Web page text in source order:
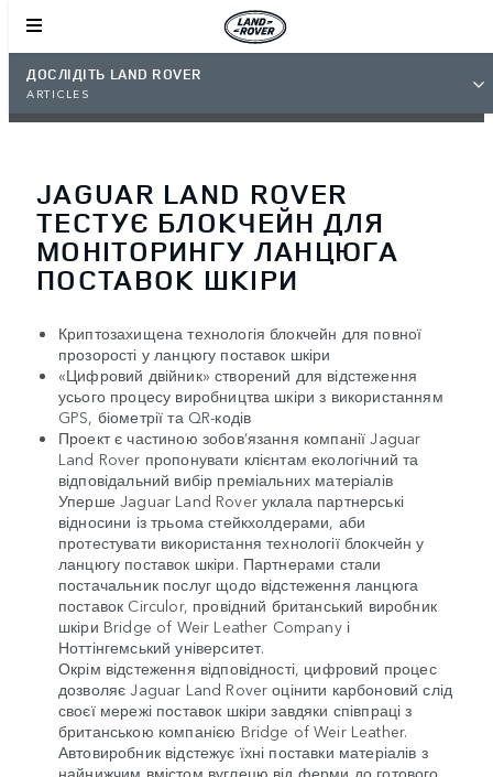
ДОСЛІДІТЬ LAND ROVER
ARTICLES
JAGUAR LAND ROVER
ТЕСТУЄ БЛОКЧЕЙН ДЛЯ
МОНІТОРИНГУ ЛАНЦЮГА
ПОСТАВОК ШКІРИ
Криптозахищена технологія блокчейн для повної
прозорості у ланцюгу поставок шкіри
«Цифровий двійник» створений для відстеження
усього процесу виробництва шкіри з використанням
GPS, біометрії та QR-кодів
Проект є частиною зобов’язання компанії Jaguar
Land Rover пропонувати клієнтам екологічний та
відповідальний вибір преміальних матеріалів
Уперше Jaguar Land Rover уклала партнерські
відносини із трьома стейкхолдерами, аби
протестувати використання технології блокчейн у
ланцюгу поставок шкіри. Партнерами стали
постачальник послуг щодо відстеження ланцюга
поставок Circulor, провідний британський виробник
шкіри Bridge of Weir Leather Company і
Ноттінгемський університет.
Окрім відстеження відповідності, цифровий процес
дозволяє Jaguar Land Rover оцінити карбоновий слід
своєї мережі поставок шкіри завдяки співпраці з
британською компанією Bridge of Weir Leather.
Автовиробник відстежує їхні поставки матеріалів з
найнижчим вмістом вуглецю від ферми до готового